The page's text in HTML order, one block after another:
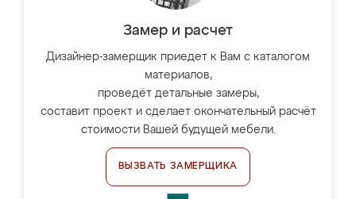
Замер и расчет
Дизайнер-замерщик приедет к Вам с каталогом
материалов,
проведёт детальные замеры,
составит проект и сделает окончательный расчёт
стоимости Вашей будущей мебели.
ВЫЗВАТЬ ЗАМЕРЩИКА